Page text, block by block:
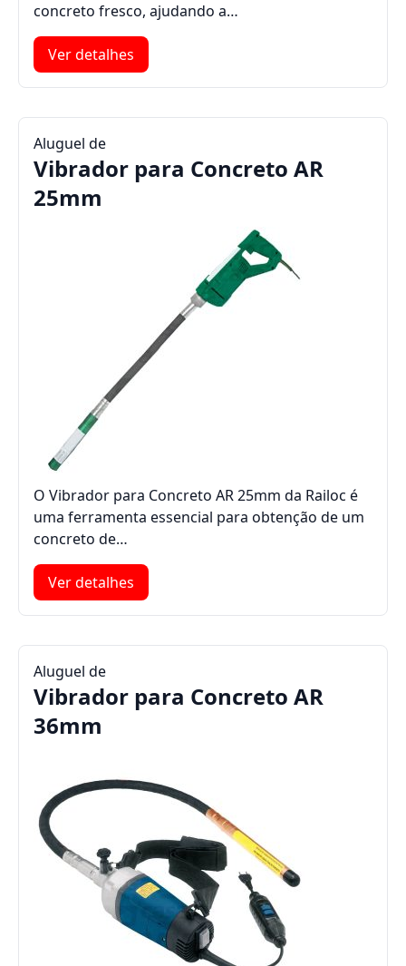
concreto fresco, ajudando a…
Ver detalhes
Aluguel de
Vibrador para Concreto AR
25mm
O Vibrador para Concreto AR 25mm da Railoc é
uma ferramenta essencial para obtenção de um
concreto de…
Ver detalhes
Aluguel de
Vibrador para Concreto AR
36mm